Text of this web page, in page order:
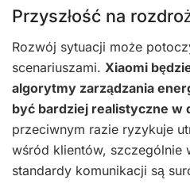
Przyszłość na
Rozwój sytuacji może
scenariuszami. Xiaomi
algorytmy zarządzania
być bardziej realistyczne w
przeciwnym razie ryzykuje
wśród klientów, szczególnie
standardy komunikacji są